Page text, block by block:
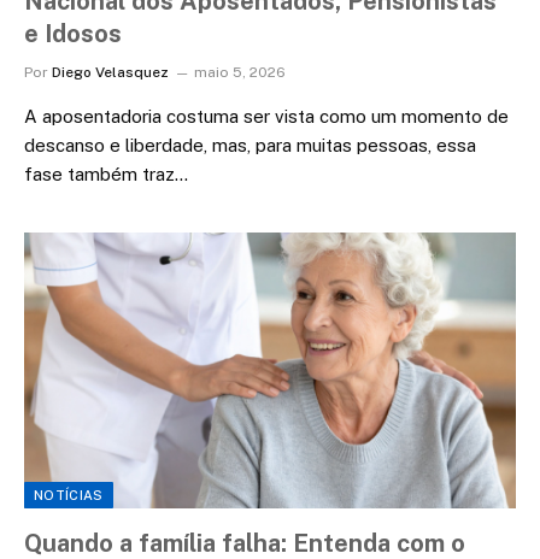
e Idosos
Por Diego Velasquez maio 5, 2026
A aposentadoria costuma ser vista como um momento de
descanso e liberdade, mas, para muitas pessoas, essa
fase também traz…
NOTÍCIAS
Quando a família falha: Entenda com o